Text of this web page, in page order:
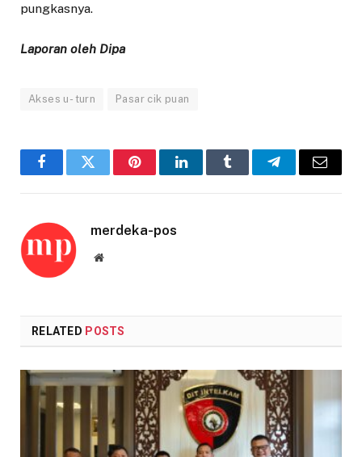
pungkasnya.
Laporan oleh Dipa
Akses u- turn Pasar cik puan
FacebookTwitter PinterestLinkedInTumblr TelegramEmail
merdeka-pos
Website
RELATED POSTS